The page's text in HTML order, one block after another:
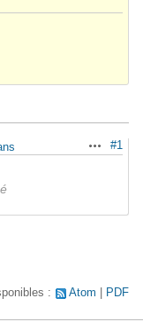
Actions
#1
: Atom PDF